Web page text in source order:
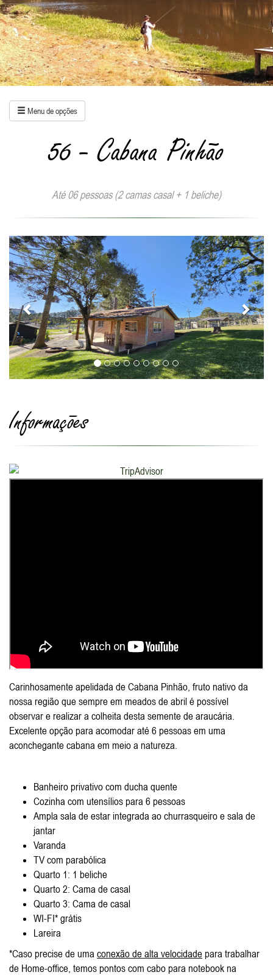
Menu de opções
56 - Cabana Pinhão
Até 06 pessoas (2 camas casal + 1 beliche)
Anterior
Informações
Carinhosamente apelidada de Cabana Pinhão, fruto nativo da
nossa região que sempre em meados de abril é possível
observar e realizar a colheita desta semente de araucária.
Excelente opção para acomodar até 6 pessoas em uma
aconchegante cabana em meio a natureza.
Banheiro privativo com ducha quente
Cozinha com utensílios para 6 pessoas
Ampla sala de estar integrada ao churrasqueiro e sala de
jantar
Varanda
TV com parabólica
Quarto 1: 1 beliche
Quarto 2: Cama de casal
Quarto 3: Cama de casal
WI-FI* grátis
Lareira
*Caso precise de uma conexão de alta velocidade para trabalhar
de Home-office, temos pontos com cabo para notebook na